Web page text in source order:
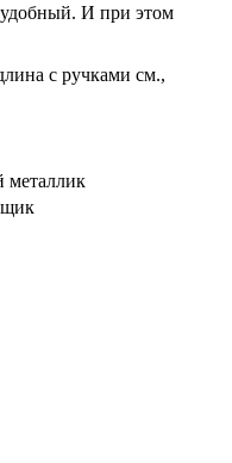
И при этом
с ручками см.,
металлик